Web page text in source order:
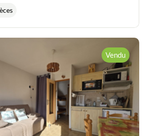
et équipée donnant sur une belle
vue sur le Lac, 3 chambres dont une
en 2022 avec son système de chauffage et
d'eau par Géothermie. A visiter très
Vendu